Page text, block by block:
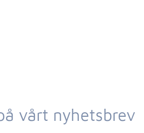
vårt nyhetsbrev